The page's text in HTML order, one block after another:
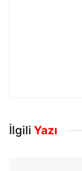
İlgili Yazı